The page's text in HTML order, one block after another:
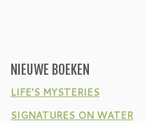
NIEUWE BOEKEN
LIFE’S MYSTERIES
SIGNATURES ON WATER